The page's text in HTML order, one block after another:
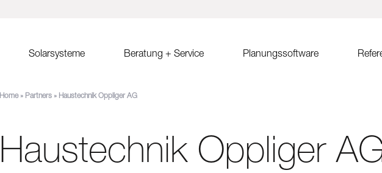
Solarsysteme
Montagesystem MSP
MSP Gründach
MSP Flachdach Süd
Solrif für Planer
Solrif für Installateure
Beratung + Service Planungssoftware
SPT Release Notes
Satteins
Home» Partners » Haustechnik Oppliger AG
Haustechnik Oppliger